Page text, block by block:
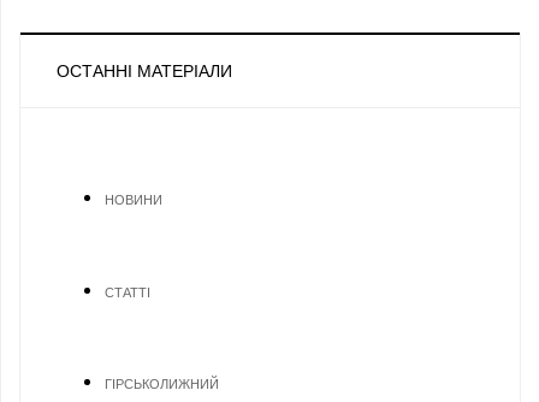
ОСТАННІ МАТЕРІАЛИ
НОВИНИ
СТАТТІ
ГІРСЬКОЛИЖНИЙ